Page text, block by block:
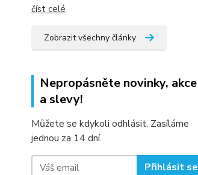
číst celé
Zobrazit všechny články
Nepropásněte novinky, akce
a slevy!
Můžete se kdykoli odhlásit. Zasíláme
jednou za 14 dní.
Přihlásit se